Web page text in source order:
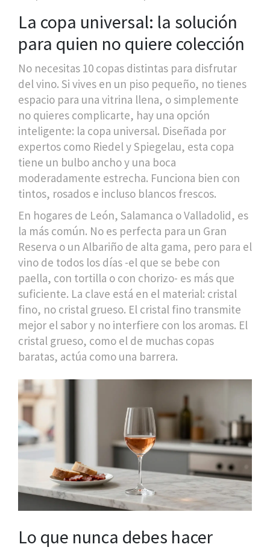
La copa universal: la solución
para quien no quiere colección
No necesitas 10 copas distintas para disfrutar
del vino. Si vives en un piso pequeño, no tienes
espacio para una vitrina llena, o simplemente
no quieres complicarte, hay una opción
inteligente: la copa universal. Diseñada por
expertos como Riedel y Spiegelau, esta copa
tiene un bulbo ancho y una boca
moderadamente estrecha. Funciona bien con
tintos, rosados e incluso blancos frescos.
En hogares de León, Salamanca o Valladolid, es
la más común. No es perfecta para un Gran
Reserva o un Albariño de alta gama, pero para el
vino de todos los días -el que se bebe con
paella, con tortilla o con chorizo- es más que
suficiente. La clave está en el material: cristal
fino, no cristal grueso. El cristal fino transmite
mejor el sabor y no interfiere con los aromas. El
cristal grueso, como el de muchas copas
baratas, actúa como una barrera.
Lo que nunca debes hacer